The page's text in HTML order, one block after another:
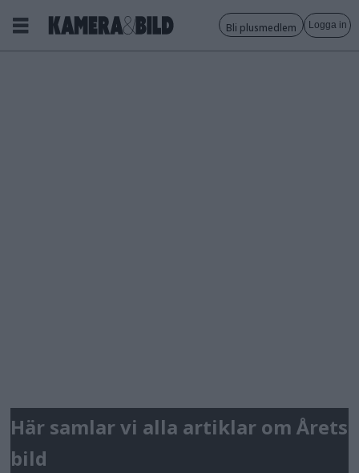
Bli plusmedlem Logga in
Här samlar vi alla artiklar om Årets
bild